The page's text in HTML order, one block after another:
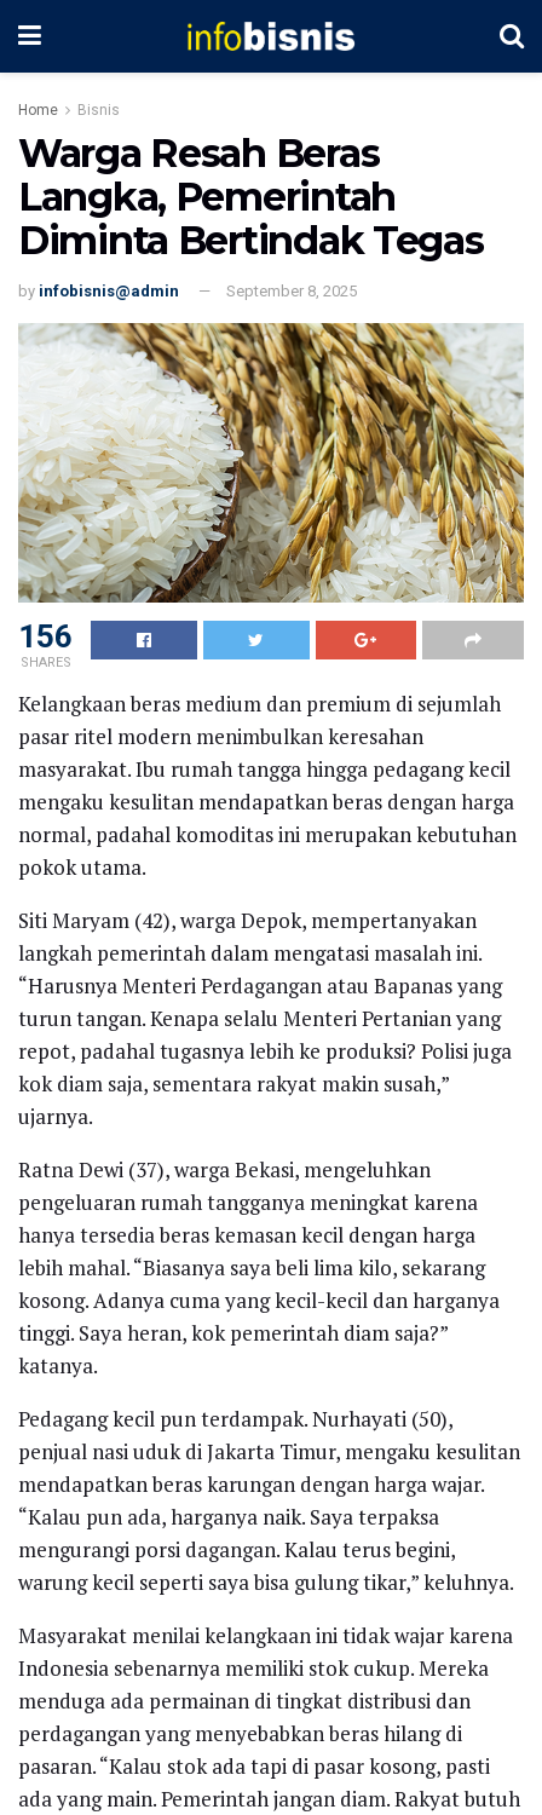
Home Bisnis
Warga Resah Beras
Langka, Pemerintah
Diminta Bertindak Tegas
by infobisnis@admin September 8, 2025
156
SHARES
Kelangkaan beras medium dan premium di sejumlah
pasar ritel modern menimbulkan keresahan
masyarakat. Ibu rumah tangga hingga pedagang kecil
mengaku kesulitan mendapatkan beras dengan harga
normal, padahal komoditas ini merupakan kebutuhan
pokok utama.
Siti Maryam (42), warga Depok, mempertanyakan
langkah pemerintah dalam mengatasi masalah ini.
“Harusnya Menteri Perdagangan atau Bapanas yang
turun tangan. Kenapa selalu Menteri Pertanian yang
repot, padahal tugasnya lebih ke produksi? Polisi juga
kok diam saja, sementara rakyat makin susah,”
ujarnya.
Ratna Dewi (37), warga Bekasi, mengeluhkan
pengeluaran rumah tangganya meningkat karena
hanya tersedia beras kemasan kecil dengan harga
lebih mahal. “Biasanya saya beli lima kilo, sekarang
kosong. Adanya cuma yang kecil-kecil dan harganya
tinggi. Saya heran, kok pemerintah diam saja?”
katanya.
Pedagang kecil pun terdampak. Nurhayati (50),
penjual nasi uduk di Jakarta Timur, mengaku kesulitan
mendapatkan beras karungan dengan harga wajar.
“Kalau pun ada, harganya naik. Saya terpaksa
mengurangi porsi dagangan. Kalau terus begini,
warung kecil seperti saya bisa gulung tikar,” keluhnya.
Masyarakat menilai kelangkaan ini tidak wajar karena
Indonesia sebenarnya memiliki stok cukup. Mereka
menduga ada permainan di tingkat distribusi dan
perdagangan yang menyebabkan beras hilang di
pasaran. “Kalau stok ada tapi di pasar kosong, pasti
ada yang main. Pemerintah jangan diam. Rakyat butuh